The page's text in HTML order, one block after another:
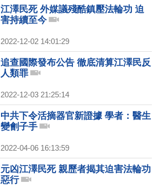
江澤民死 外媒議殘酷鎮壓法輪功 迫
害持續至今
2022-12-02 14:01:29
追查國際發布公告 徹底清算江澤民反
人類罪
2022-12-03 21:25:14
中共下令活摘器官新證據 學者：醫生
變劊子手
2022-04-06 16:13:59
元凶江澤民死 親歷者揭其迫害法輪功
惡行